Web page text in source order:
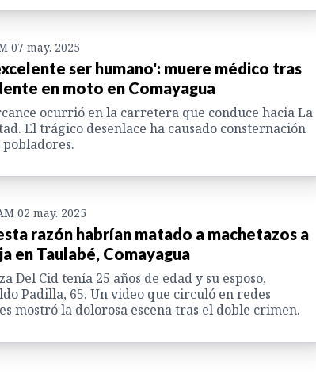
07 may. 2025
ser humano': muere médico tras
en moto en Comayagua
ocurrió en la carretera que conduce hacia La
El trágico desenlace ha causado consternación
pobladores.
02 may. 2025
razón habrían matado a machetazos a
en Taulabé, Comayagua
Del Cid tenía 25 años de edad y su esposo,
Padilla, 65. Un video que circuló en redes
mostró la dolorosa escena tras el doble crimen.